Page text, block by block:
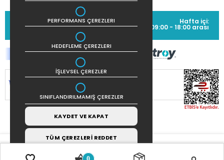
MÜŞTERİ HİZMETLERİ
(0212) 373 77 00
Hafta içi:
09:00 - 18:00 arası
KORUNMAKTADIR.
PERFORMANS ÇEREZLERI
HEDEFLEME ÇEREZLERI
İŞLEVSEL ÇEREZLER
SINIFLANDIRILMAMIŞ ÇEREZLER
KAYDET VE KAPAT
TÜM ÇEREZLERİ REDDET